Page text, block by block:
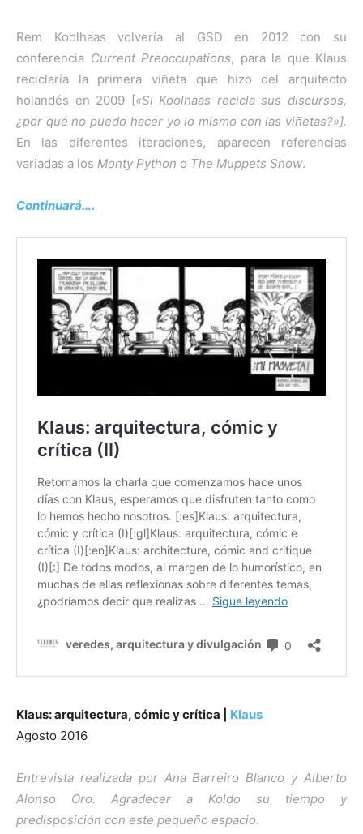
Rem Koolhaas volvería al GSD en 2012 con su
conferencia Current Preoccupations, para la que Klaus
reciclaría la primera viñeta que hizo del arquitecto
holandés en 2009 [«Si Koolhaas recicla sus discursos,
¿por qué no puedo hacer yo lo mismo con las viñetas?»].
En las diferentes iteraciones, aparecen referencias
variadas a los Monty Python o The Muppets Show.
Continuará….
Klaus: arquitectura, cómic y crítica | Klaus
Agosto 2016
Entrevista realizada por Ana Barreiro Blanco y Alberto
Alonso Oro. Agradecer a Koldo su tiempo y
predisposición con este pequeño espacio.